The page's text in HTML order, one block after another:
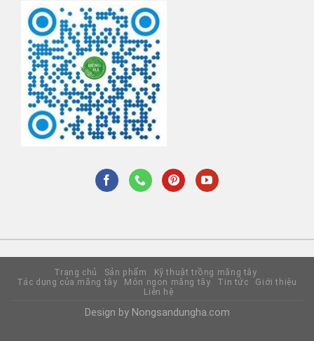
Trang chủ Sản phẩm
Kỹ thuật trồng măng tây
Tác dụng của măng tây
Món ngon măng tây Tin tức
Giới thiệu
Liên hệ
Design by Nongsandungha.com